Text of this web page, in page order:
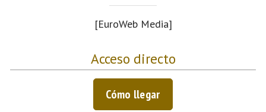
[EuroWeb Media]
Acceso directo
Cómo llegar